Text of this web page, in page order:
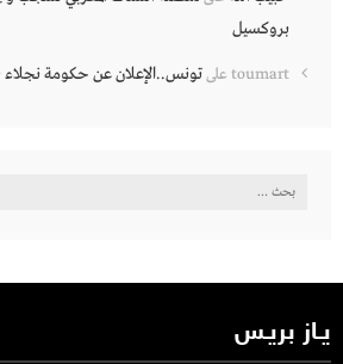
بروكسيل
toumart علىتونس..الإعلان عن حكومة نجلاء
البحث
يـاز بريـس